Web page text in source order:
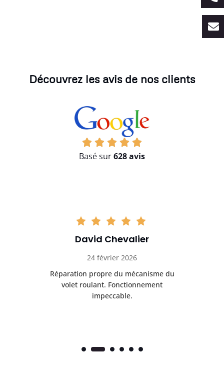
Découvrez les avis de nos clients
Basé sur628 avis
David Chevalier
24 février 2026
Réparation propre du mécanisme du
volet roulant. Fonctionnement
impeccable.